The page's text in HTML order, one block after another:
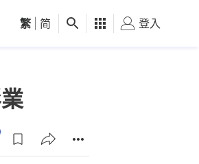
觀點 健康 好食玩飛
繁 简 登入